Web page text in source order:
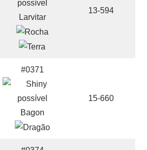
Larvitar
13-594
#0371
Bagon
15-660